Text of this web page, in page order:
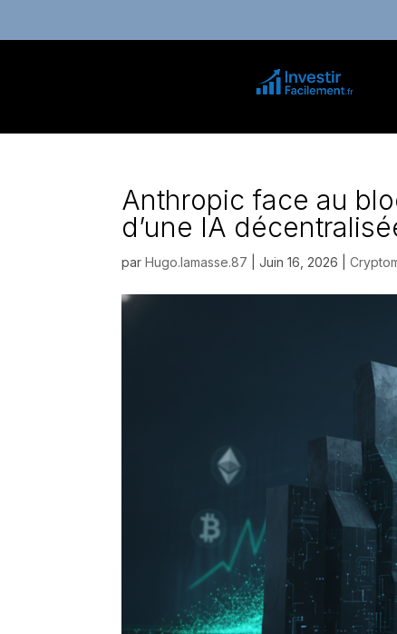
Anthropic face au
d’une IA
parHugo.lamasse.87 |Juin 16, 2026 |